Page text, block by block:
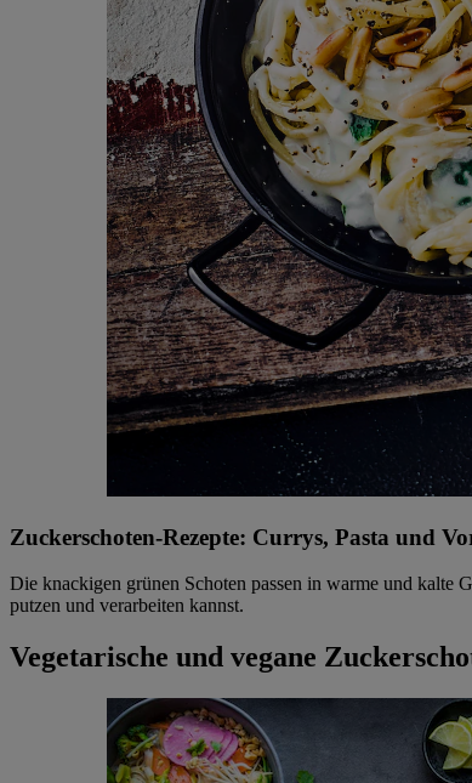
Zuckerschoten-Rezepte: Currys, Pasta und
Die knackigen grünen Schoten passen in warme und kalte
putzen und verarbeiten kannst.
Vegetarische und vegane